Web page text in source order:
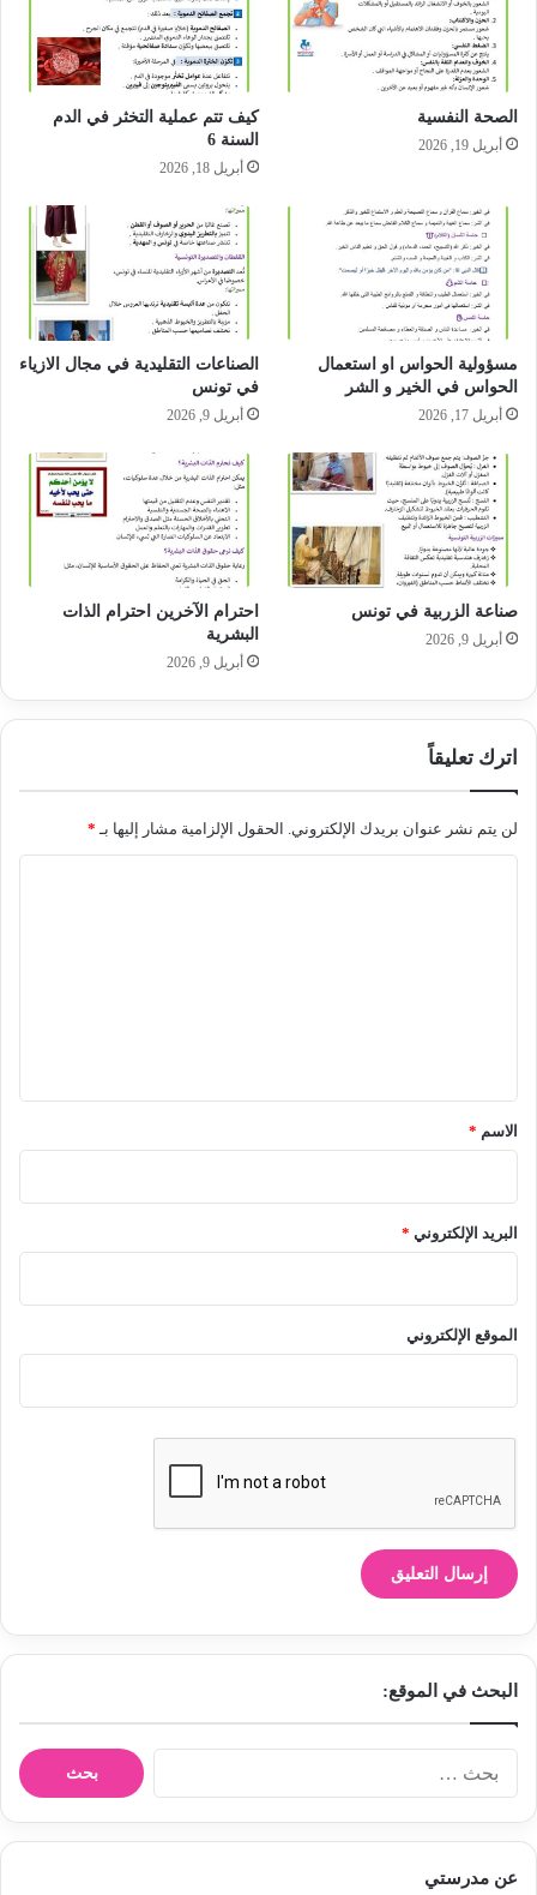
الصحة النفسية
أبريل 19, 2026
كيف تتم عملية التخثر في الدم
السنة 6
أبريل 18, 2026
مسؤولية الحواس او استعمال
الحواس في الخير و الشر
أبريل 17, 2026
الصناعات التقليدية في مجال الازياء
في تونس
أبريل 9, 2026
صناعة الزربية في تونس
أبريل 9, 2026
احترام الآخرين احترام الذات
البشرية
أبريل 9, 2026
اترك تعليقاً
لن يتم نشر عنوان بريدك الإلكتروني. الحقول الإلزامية مشار إليها بـ *
*الاسم *
البريد الإلكتروني *
الموقع الإلكتروني
البحث في الموقع:
عن مدرستي